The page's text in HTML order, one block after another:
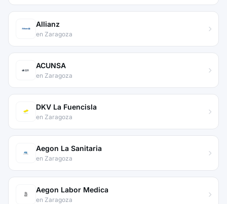
Allianz
en Zaragoza
ACUNSA
en Zaragoza
DKV La Fuencisla
en Zaragoza
Aegon La Sanitaria
en Zaragoza
Aegon Labor Medica
en Zaragoza